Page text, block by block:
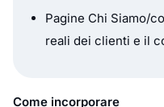
Pagine Chi Siamo/
reali dei clienti e il
Come incorporare